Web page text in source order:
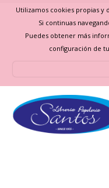
Utilizamos cookies propias y
Si continuas
Puedes obtener más
configuración de